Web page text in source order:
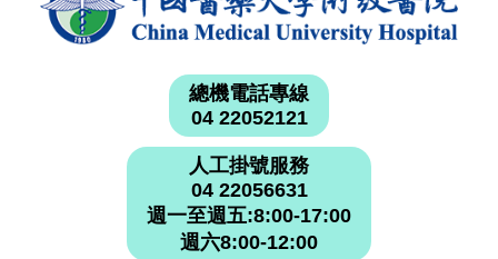
總機電話專線
04 22052121
人工掛號服務
04 22056631
週一至週五:8:00-17:00
週六8:00-12:00